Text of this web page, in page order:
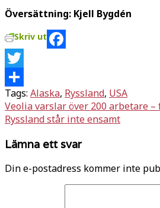
Översättning: Kjell Bygdén
Skriv ut
Facebook
Twitter
Dela
Tags: Alaska, Ryssland, USA
Inläggsnavigering
Veolia varslar över 200 arbetare
Ryssland står inte ensamt
Lämna ett svar
Din e-postadress kommer inte